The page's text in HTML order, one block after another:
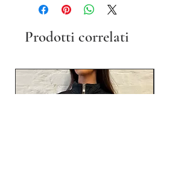
Prodotti correlati